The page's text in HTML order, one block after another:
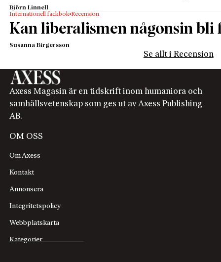
Björn Linnell
Internationell fackbok Recension
Kan liberalismen någonsin bli
Susanna Birgersson
Se allt i Recension
Axess Magasin är en tidskrift inom humaniora och
samhällsvetenskap som ges ut av Axess Publishing
AB.
OM OSS
Om Axess
Kontakt
Annonsera
Integritetspolicy
Webbplatskarta
Kategorier